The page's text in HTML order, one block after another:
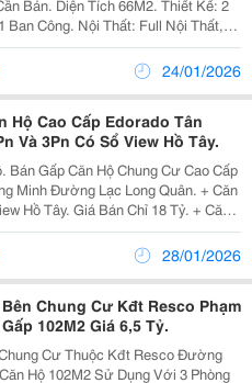
Thiết Kế: 2
Ban Công. Nội Thất: Full Nội Thất,
Vào Ở. Tầng Trung Đẹp. Giá Bán:
Đỏ Sẵn Sàng. Tiện Ích Nội...24/01/2026
Hộ Cao Cấp Edorado Tân
Và 3Pn Có Sổ View Hồ Tây.
Minh Đường Lạc Long Quân. + Căn
Hồ Tây. Giá Bán Chỉ 18 Tỷ. + Căn
Hồ Tây. Giá Bán Chỉ 18 Tỷ. Sổ Đỏ
Lâu Dài. Nội Thất Đầy Đủ. Giá Bán Có...
28/01/2026
Chung Cư Kđt Resco Phạm
102M2 Giá 6,5 Tỷ.
Cư Thuộc Kđt Resco Đường